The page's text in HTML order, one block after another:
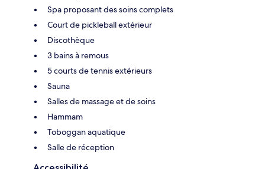
Spa proposant des soins complets
Court de pickleball extérieur
Discothèque
3 bains à remous
5 courts de tennis extérieurs
Sauna
Salles de massage et de soins
Hammam
Toboggan aquatique
Salle de réception